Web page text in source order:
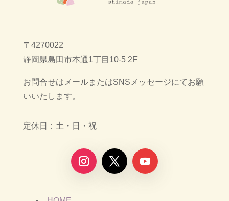
〒4270022
静岡県島田市本通1丁目10-5 2F
お問合せはメールまたはSNSメッセージにてお願
いいたします。
定休日：土・日・祝